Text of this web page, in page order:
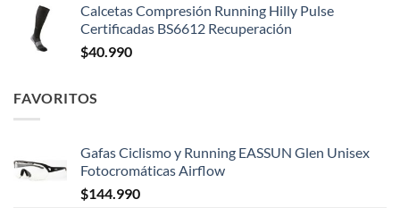
Calcetas Compresión Running Hilly Pulse
Certificadas BS6612 Recuperación
$40.990
FAVORITOS
Gafas Ciclismo y Running EASSUN Glen Unisex
Fotocromáticas Airflow
$144.990